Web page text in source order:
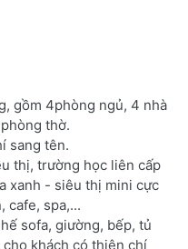
gồm 4phòng ngủ, 4 nhà
thờ.
sang tên.
thị, trường học liên cấp
xanh - siêu thị mini cực
cafe, spa,...
sofa, giường, bếp, tủ
khách có thiện chí